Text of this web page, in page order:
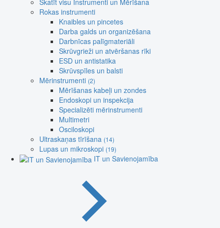
Rokas instrumenti
Knaibles un pincetes
Darba galds un organizēšana
Darbnīcas palīgmateriāli
Skrūvgrieži un atvēršanas rīki
ESD un antistatika
Skrūvspīles un balsti
Mērinstrumenti (2)
Mērīšanas kabeļi un zondes
Endoskopi un inspekcija
Specializēti mērinstrumenti
Multimetri
Osciloskopi
Ultraskaņas tīrīšana (14)
Lupas un mikroskopi (19)
IT un Savienojamība